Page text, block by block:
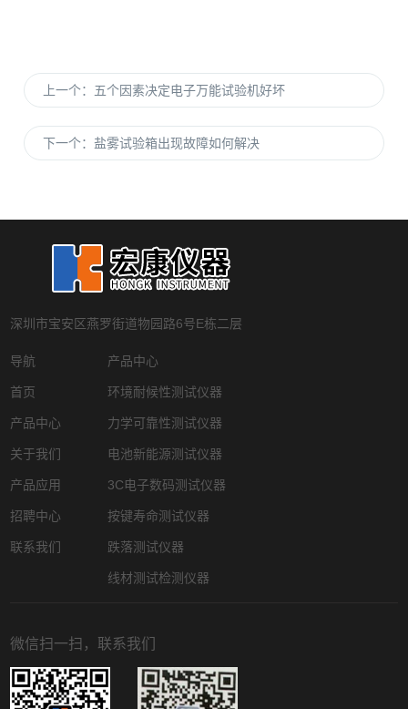
上一个： 五个因素决定电子万能试验机好坏
下一个：盐雾试验箱出现故障如何解决
深圳市宝安区燕罗街道物园路6号E栋二层
导航
首页
产品中心
关于我们
产品应用
招聘中心
联系我们
产品中心
环境耐候性测试仪器
力学可靠性测试仪器
电池新能源测试仪器
3C电子数码测试仪器
按键寿命测试仪器
跌落测试仪器
线材测试检测仪器
微信扫一扫，联系我们